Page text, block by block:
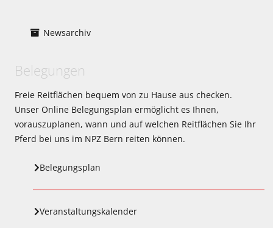
Newsarchiv
Belegungen
Freie Reitflächen bequem von zu Hause aus checken.
Unser Online Belegungsplan ermöglicht es Ihnen,
vorauszuplanen, wann und auf welchen Reitflächen Sie Ihr
Pferd bei uns im NPZ Bern reiten können.
Belegungsplan
Veranstaltungskalender